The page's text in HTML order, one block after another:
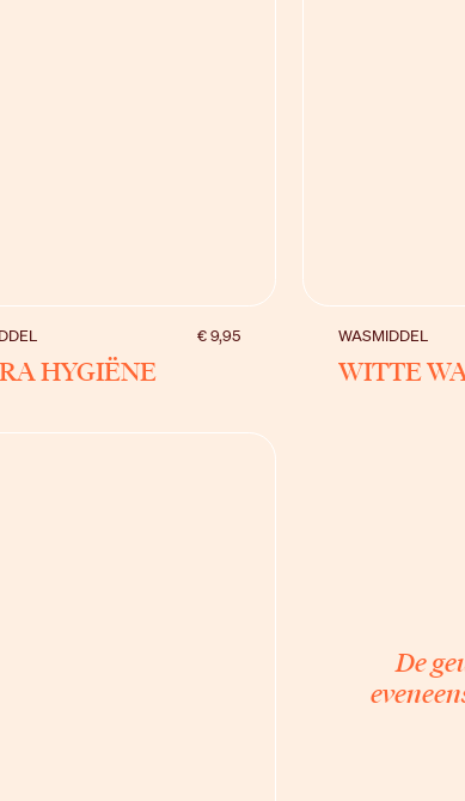
BEKIJK
€ 9,95
HYGIËNE
WASMIDDEL
WITTE
De